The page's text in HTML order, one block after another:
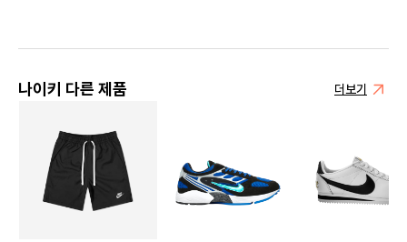
나이키 다른 제품 더보기